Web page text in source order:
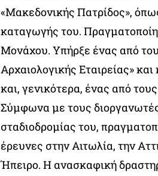
«Μακεδονικής Πατρίδος»,
καταγωγής του.
Μονάχου. Υπήρξε ένας από
Αρχαιολογικής Εταιρείας»
και, γενικότερα, ένας από
Σύμφωνα με τους
σταδιοδρομίας του,
έρευνες στην Αιτωλία, την
Ήπειρο. Η ανασκαφική